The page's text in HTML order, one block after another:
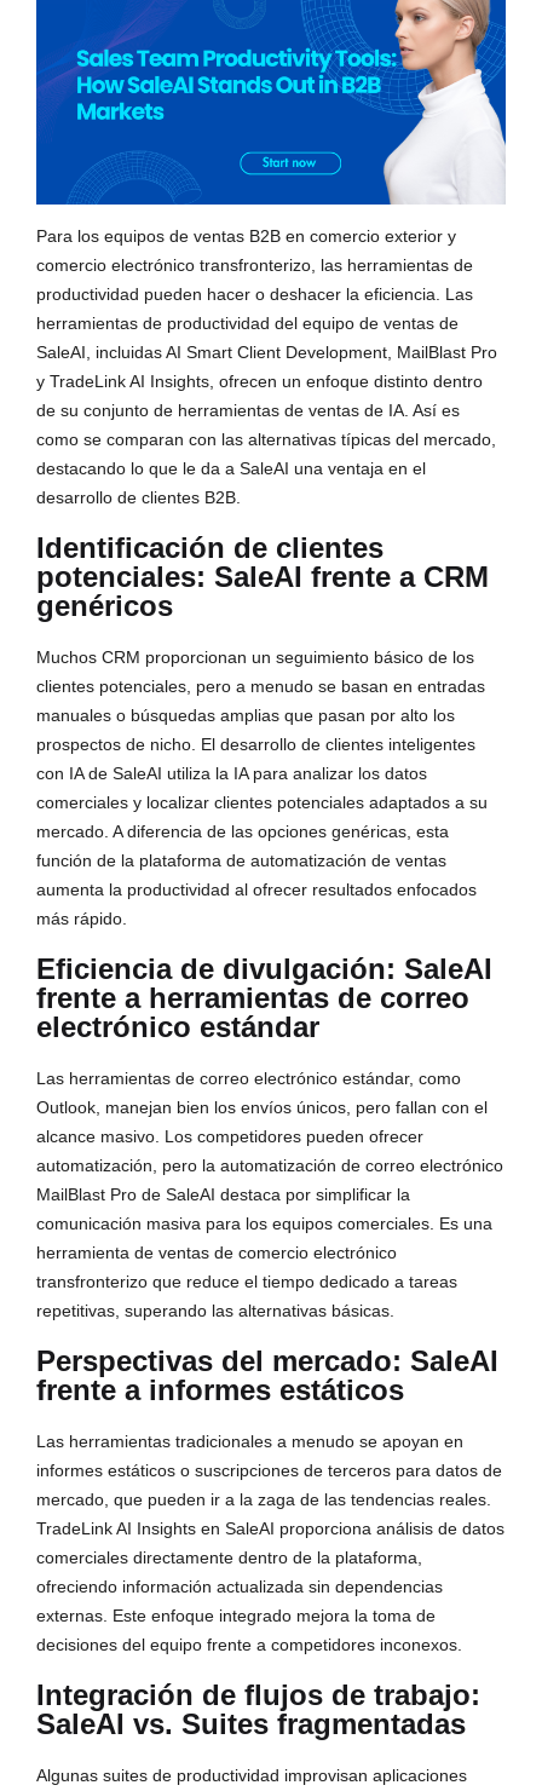
Para los equipos de ventas B2B en comercio exterior y
comercio electrónico transfronterizo, las herramientas de
productividad pueden hacer o deshacer la eficiencia. Las
herramientas de productividad del equipo de ventas de
SaleAI, incluidas AI Smart Client Development, MailBlast Pro
y TradeLink AI Insights, ofrecen un enfoque distinto dentro
de su conjunto de herramientas de ventas de IA. Así es
como se comparan con las alternativas típicas del mercado,
destacando lo que le da a SaleAI una ventaja en el
desarrollo de clientes B2B.
Identificación de clientes
potenciales: SaleAI frente a CRM
genéricos
Muchos CRM proporcionan un seguimiento básico de los
clientes potenciales, pero a menudo se basan en entradas
manuales o búsquedas amplias que pasan por alto los
prospectos de nicho. El desarrollo de clientes inteligentes
con IA de SaleAI utiliza la IA para analizar los datos
comerciales y localizar clientes potenciales adaptados a su
mercado. A diferencia de las opciones genéricas, esta
función de la plataforma de automatización de ventas
aumenta la productividad al ofrecer resultados enfocados
más rápido.
Eficiencia de divulgación: SaleAI
frente a herramientas de correo
electrónico estándar
Las herramientas de correo electrónico estándar, como
Outlook, manejan bien los envíos únicos, pero fallan con el
alcance masivo. Los competidores pueden ofrecer
automatización, pero la automatización de correo electrónico
MailBlast Pro de SaleAI destaca por simplificar la
comunicación masiva para los equipos comerciales. Es una
herramienta de ventas de comercio electrónico
transfronterizo que reduce el tiempo dedicado a tareas
repetitivas, superando las alternativas básicas.
Perspectivas del mercado: SaleAI
frente a informes estáticos
Las herramientas tradicionales a menudo se apoyan en
informes estáticos o suscripciones de terceros para datos de
mercado, que pueden ir a la zaga de las tendencias reales.
TradeLink AI Insights en SaleAI proporciona análisis de datos
comerciales directamente dentro de la plataforma,
ofreciendo información actualizada sin dependencias
externas. Este enfoque integrado mejora la toma de
decisiones del equipo frente a competidores inconexos.
Integración de flujos de trabajo:
SaleAI vs. Suites fragmentadas
Algunas suites de productividad improvisan aplicaciones